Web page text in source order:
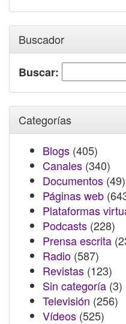
Buscador
Buscar:
Categorías
Blogs (405)
Canales (340)
Documentos (49)
Páginas web
Plataformas
Podcasts (228)
Prensa escrita
Radio (587)
Revistas (123)
Sin categoría (3)
Televisión (256)
Vídeos (525)